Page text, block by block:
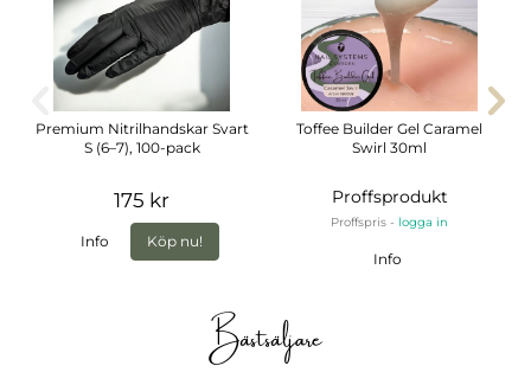
Premium Nitrilhandskar Svart
S (6–7), 100-pack
175 kr
Info Köp nu!
Toffee Builder Gel Caramel
Swirl 30ml
Proffsprodukt
Proffspris - logga in
Info
Bästsäljare